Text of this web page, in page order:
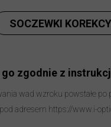
SOCZEWKI
zgodnie z
wad wzroku powstałe
adresem https://www.i-